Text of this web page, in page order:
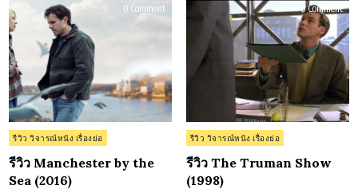
0 Commenton
รีวิว
Posted
in
รีวิว วิจารณ์หนัง เรื่องย่อ
รีวิว Manchester by the
Sea (2016)
0 Commenton
รีวิว
The
Posted
in
รีวิว วิจารณ์หนัง เรื่องย่อ
รีวิว The Truman Show
(1998)